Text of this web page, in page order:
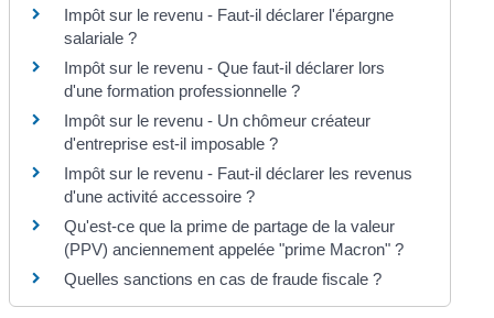
Impôt sur le revenu - Faut-il déclarer l'épargne
salariale ?
Impôt sur le revenu - Que faut-il déclarer lors
d'une formation professionnelle ?
Impôt sur le revenu - Un chômeur créateur
d'entreprise est-il imposable ?
Impôt sur le revenu - Faut-il déclarer les revenus
d'une activité accessoire ?
Qu'est-ce que la prime de partage de la valeur
(PPV) anciennement appelée "prime Macron" ?
Quelles sanctions en cas de fraude fiscale ?